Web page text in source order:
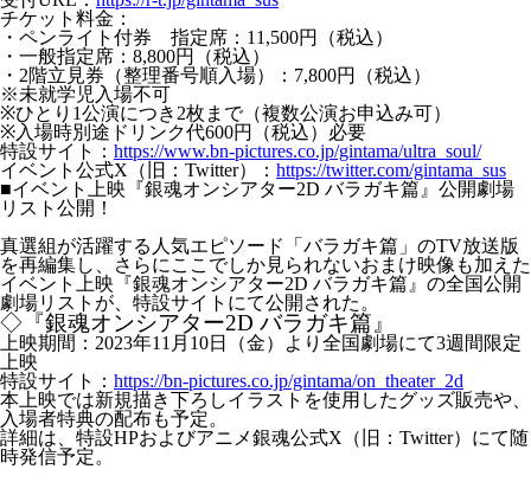
チケット料金：
・ペンライト付券 指定席：11,500円（税込）
・一般指定席：8,800円（税込）
・2階立見券（整理番号順入場）：7,800円（税込）
※未就学児入場不可
※ひとり1公演につき2枚まで（複数公演お申込み可）
※入場時別途ドリンク代600円（税込）必要
特設サイト： https://www.bn-pictures.co.jp/gintama/ultra_soul/
イベント公式X（旧：Twitter）： https://twitter.com/gintama_sus
■イベント上映『銀魂オンシアター2D バラガキ篇』公開劇場
リスト公開！
真選組が活躍する人気エピソード「バラガキ篇」のTV放送版
を再編集し、さらにここでしか見られないおまけ映像も加えた
イベント上映『銀魂オンシアター2D バラガキ篇』の全国公開
劇場リストが、特設サイトにて公開された。
◇『銀魂オンシアター2D バラガキ篇』
上映期間：2023年11月10日（金）より全国劇場にて3週間限定
上映
特設サイト： https://bn-pictures.co.jp/gintama/on_theater_2d
本上映では新規描き下ろしイラストを使用したグッズ販売や、
入場者特典の配布も予定。
詳細は、特設HPおよびアニメ銀魂公式X（旧：Twitter）にて随
時発信予定。